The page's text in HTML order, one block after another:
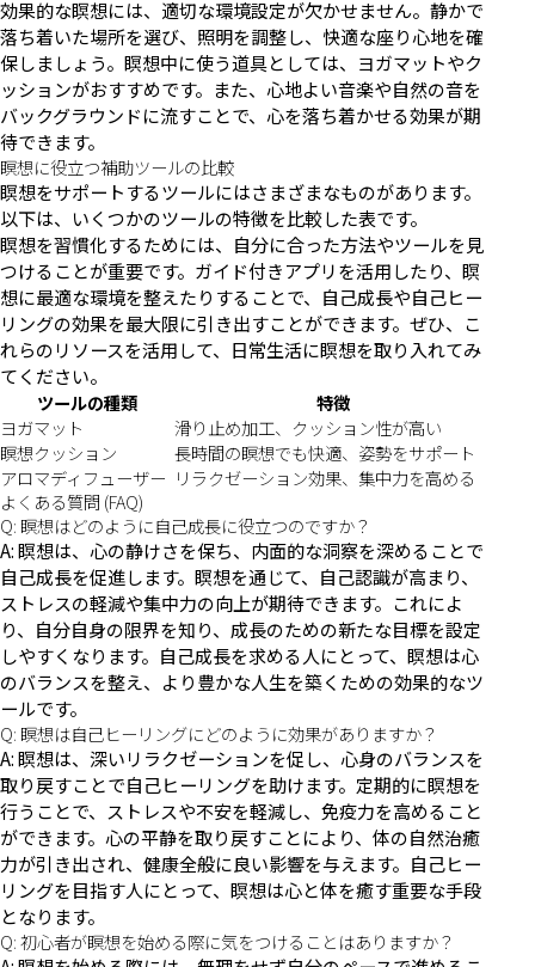
効果的な瞑想には、適切な環境設定が欠かせません。静かで
落ち着いた場所を選び、照明を調整し、快適な座り心地を確
保しましょう。瞑想中に使う道具としては、ヨガマットやク
ッションがおすすめです。また、心地よい音楽や自然の音を
バックグラウンドに流すことで、心を落ち着かせる効果が期
待できます。
瞑想に役立つ補助ツールの比較
瞑想をサポートするツールにはさまざまなものがあります。
以下は、いくつかのツールの特徴を比較した表です。
瞑想を習慣化するためには、自分に合った方法やツールを見
つけることが重要です。ガイド付きアプリを活用したり、瞑
想に最適な環境を整えたりすることで、自己成長や自己ヒー
リングの効果を最大限に引き出すことができます。ぜひ、こ
れらのリソースを活用して、日常生活に瞑想を取り入れてみ
てください。
ツールの種類
特徴
ヨガマット
滑り止め加工、クッション性が高い
瞑想クッション
長時間の瞑想でも快適、姿勢をサポート
アロマディフューザー リラクゼーション効果、集中力を高める
よくある質問 (FAQ)
Q: 瞑想はどのように自己成長に役立つのですか？
A: 瞑想は、心の静けさを保ち、内面的な洞察を深めることで
自己成長を促進します。瞑想を通じて、自己認識が高まり、
ストレスの軽減や集中力の向上が期待できます。これによ
り、自分自身の限界を知り、成長のための新たな目標を設定
しやすくなります。自己成長を求める人にとって、瞑想は心
のバランスを整え、より豊かな人生を築くための効果的なツ
ールです。
Q: 瞑想は自己ヒーリングにどのように効果がありますか？
A: 瞑想は、深いリラクゼーションを促し、心身のバランスを
取り戻すことで自己ヒーリングを助けます。定期的に瞑想を
行うことで、ストレスや不安を軽減し、免疫力を高めること
ができます。心の平静を取り戻すことにより、体の自然治癒
力が引き出され、健康全般に良い影響を与えます。自己ヒー
リングを目指す人にとって、瞑想は心と体を癒す重要な手段
となります。
Q: 初心者が瞑想を始める際に気をつけることはありますか？